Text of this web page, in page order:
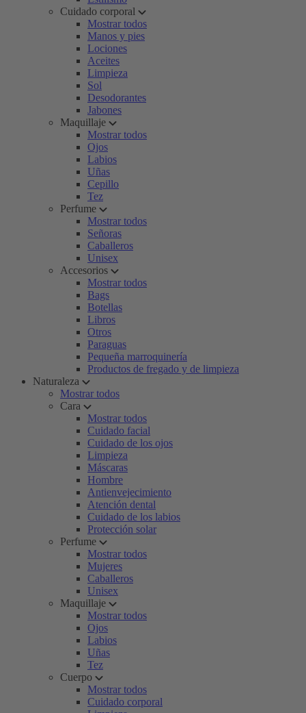
Cuidado corporal
Mostrar todos
Manos y pies
Lociones
Aceites
Limpieza
Sol
Desodorantes
Jabones
Maquillaje
Mostrar todos
Ojos
Labios
Uñas
Cepillo
Tez
Perfume
Mostrar todos
Señoras
Caballeros
Unisex
Accesorios
Mostrar todos
Bags
Botellas
Libros
Otros
Paraguas
Pequeña marroquinería
Productos de fregado y de limpieza
Naturaleza
Mostrar todos
Cara
Mostrar todos
Cuidado facial
Cuidado de los ojos
Limpieza
Máscaras
Hombre
Antienvejecimiento
Atención dental
Cuidado de los labios
Protección solar
Perfume
Mostrar todos
Mujeres
Caballeros
Unisex
Maquillaje
Mostrar todos
Ojos
Labios
Uñas
Tez
Cuerpo
Mostrar todos
Cuidado corporal